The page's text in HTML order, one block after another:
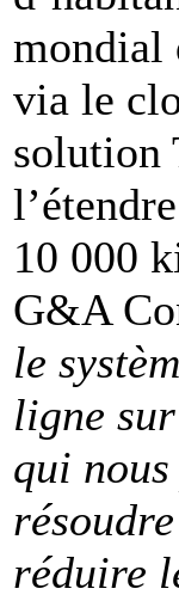
mondial
via le
solution
10 000
G&A
le
ligne
qui
réduire